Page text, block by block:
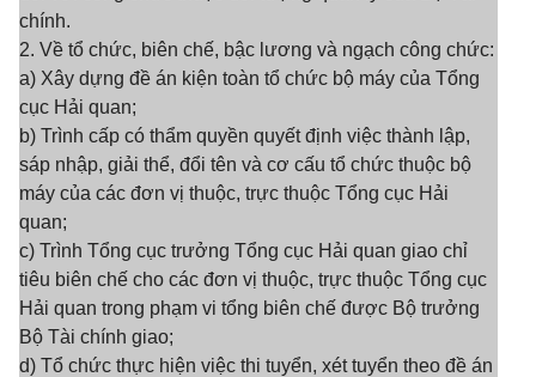
chính.
2. Về tổ chức, biên chế, bậc lương và ngạch công chức:
a) Xây dựng đề án kiện toàn tổ chức bộ máy của Tổng
cục Hải quan;
b) Trình cấp có thẩm quyền quyết định việc thành lập,
sáp nhập, giải thể, đổi tên và cơ cấu tổ chức thuộc bộ
máy của các đơn vị thuộc, trực thuộc Tổng cục Hải
quan;
c) Trình Tổng cục trưởng Tổng cục Hải quan giao chỉ
tiêu biên chế cho các đơn vị thuộc, trực thuộc Tổng cục
Hải quan trong phạm vi tổng biên chế được Bộ trưởng
Bộ Tài chính giao;
d) Tổ chức thực hiện việc thi tuyển, xét tuyển theo đề án